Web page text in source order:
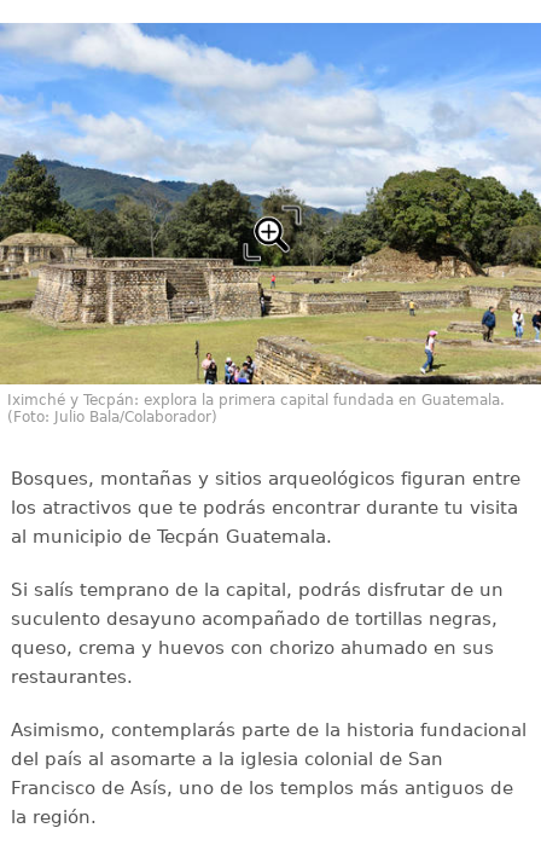
Iximché y Tecpán: explora la primera capital fundada en Guatemala.
(Foto: Julio Bala/Colaborador)
Bosques, montañas y sitios arqueológicos figuran entre
los atractivos que te podrás encontrar durante tu visita
al municipio de Tecpán Guatemala.
Si salís temprano de la capital, podrás disfrutar de un
suculento desayuno acompañado de tortillas negras,
queso, crema y huevos con chorizo ahumado en sus
restaurantes.
Asimismo, contemplarás parte de la historia fundacional
del país al asomarte a la iglesia colonial de San
Francisco de Asís, uno de los templos más antiguos de
la región.